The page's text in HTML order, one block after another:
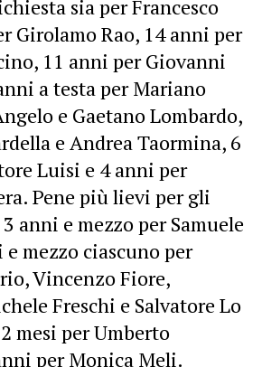
sia per Francesco
Girolamo Rao, 14 anni per
11 anni per Giovanni
a testa per Mariano
e Gaetano Lombardo,
e Andrea Taormina, 6
Luisi e 4 anni per
Pene più lievi per gli
anni e mezzo per Samuele
mezzo ciascuno per
Vincenzo Fiore,
Freschi e Salvatore Lo
mesi per Umberto
per Monica Meli.